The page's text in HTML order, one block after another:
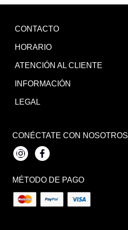
CONTACTO
HORARIO
ATENCIÓN AL CLIENTE
INFORMACIÓN
LEGAL
CONÉCTATE CON NOSOTROS
InstagramFacebook
MÉTODO DE PAGO